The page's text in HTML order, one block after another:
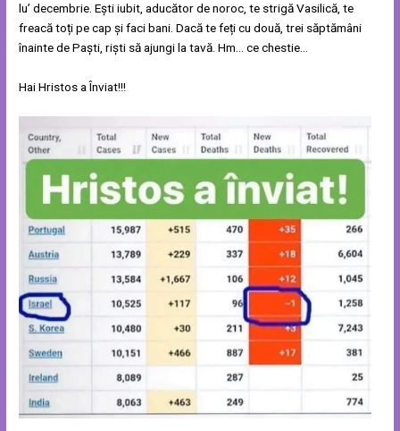
lu’ decembrie. Ești iubit, aducător de noroc, te strigă Vasilică, te
freacă toți pe cap și faci bani. Dacă te feți cu două, trei săptămâni
înainte de Paști, riști să ajungi la tavă. Hm… ce chestie…
Hai Hristos a Înviat!!!